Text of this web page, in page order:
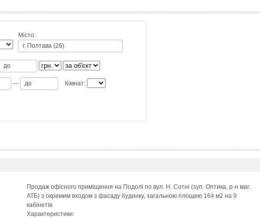
Місто:
— Кімнат:
Продаж офісного приміщення на Подолі по вул. Н. Сотні (зуп. Оптика, р-н маг.
АТБ) з окремим входом з фасаду будинку, загальною площею 164 м2 на 9
кабінетів
Характеристики: